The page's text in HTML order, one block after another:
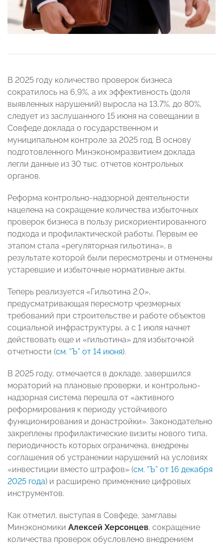
В 2025 году количество проверок бизнеса
сократилось на 6,9%, а их эффективность (доля
выявленных нарушений) выросла на 13,7%, до 80%,
следует из заслушанного 15 июня на совещании в
Совфеде доклада о государственном и
муниципальном контроле за 2025 год. В основу
подготовленного Минэкономразвитием доклада
легли данные из 30 тыс. отчетов контрольных
органов.
Реформа контрольно-надзорной деятельности
нацелена на сокращение количества избыточных
проверок бизнеса в пользу рискориентированного
подхода и профилактической работы. Первым ее
этапом стала «регуляторная гильотина», в
результате которой были пересмотрены и отменены
устаревшие и избыточные нормативные акты.
Теперь реализуется «Гильотина 2.0»,
предусматривающая пересмотр чрезмерных
требований при строительстве и работе объектов
социальной инфраструктуры, а с 1 июля начнет
действовать еще и «гильотина» для избыточной
отчетности (см. “Ъ” от 14 июня).
В 2025 году, отмечается в докладе, завершился
мораторий на плановые проверки, и контрольно-
надзорная система перешла от «активного
реформирования к периоду устойчивого
функционирования и донастройки». Законодательно
закреплены профилактические визиты нового типа,
периодичность которых ограничена, внедрены
соглашения об устранении нарушений на условиях
«инвестиции вместо штрафов» (см. “Ъ” от 16 декабря
2025 года) и расширено применение цифровых
инструментов.
Как отметил, выступая в Совфеде, замглавы
Минэкономики Алексей Херсонцев, сокращение
количества проверок обусловлено внедрением